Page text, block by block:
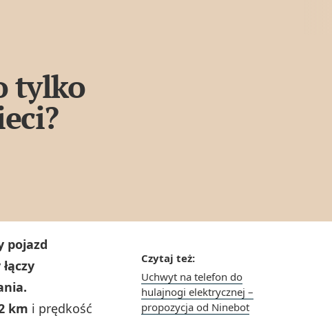
tylko
Czytaj też:
Uchwyt na telefon do
hulajnogi elektrycznej –
propozycja od Ninebot
pojazd
km i prędkość